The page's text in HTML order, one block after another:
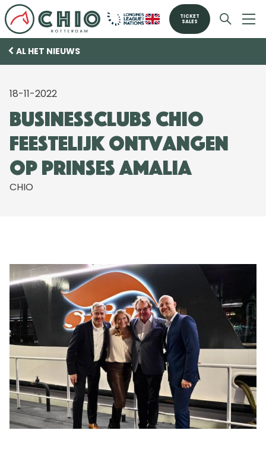
TICKET
SALES
AL HET NIEUWS
18-11-2022
Businessclubs CHIO
feestelijk ontvangen
op Prinses Amalia
CHIO